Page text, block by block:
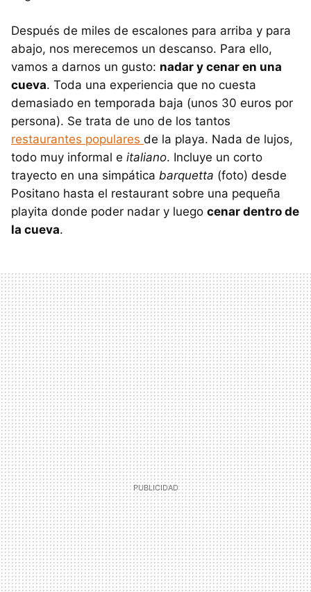
Después de miles de escalones para arriba y para
abajo, nos merecemos un descanso. Para ello,
vamos a darnos un gusto: nadar y cenar en una
cueva. Toda una experiencia que no cuesta
demasiado en temporada baja (unos 30 euros por
persona). Se trata de uno de los tantos
restaurantes populares de la playa. Nada de lujos,
todo muy informal e italiano. Incluye un corto
trayecto en una simpática barquetta (foto) desde
Positano hasta el restaurant sobre una pequeña
playita donde poder nadar y luego cenar dentro de
la cueva.